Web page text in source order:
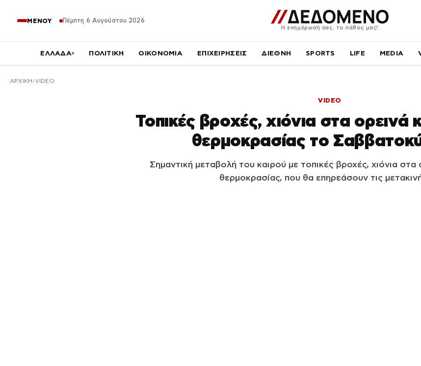
ΜΕΝΟΥ Πέμπτη 6 Αυγούστου 2026
Η ενημέρωσή σας, το πάθος μας!
ΕΛΛΑΔΑ▾ ΠΟΛΙΤΙΚΗ ΟΙΚΟΝΟΜΙΑ ΕΠΙΧΕΙΡΗΣΕΙΣ ΔΙΕΘΝΗ SPORTS LIFE MEDIA
ΑΡΧΙΚΉ VIDEO
VIDEO
Τοπικές βροχές, χιόνια στα ορεινά
θερμοκρασίας το
Σημαντική μεταβολή του καιρού με τοπικές βροχές, χιόνια στα
θερμοκρασίας, που θα επηρεάσουν τις